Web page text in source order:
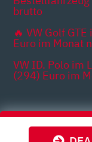
brutto
🔥 VW Golf
Euro im Monat
VW ID. Polo im
(294) Euro im